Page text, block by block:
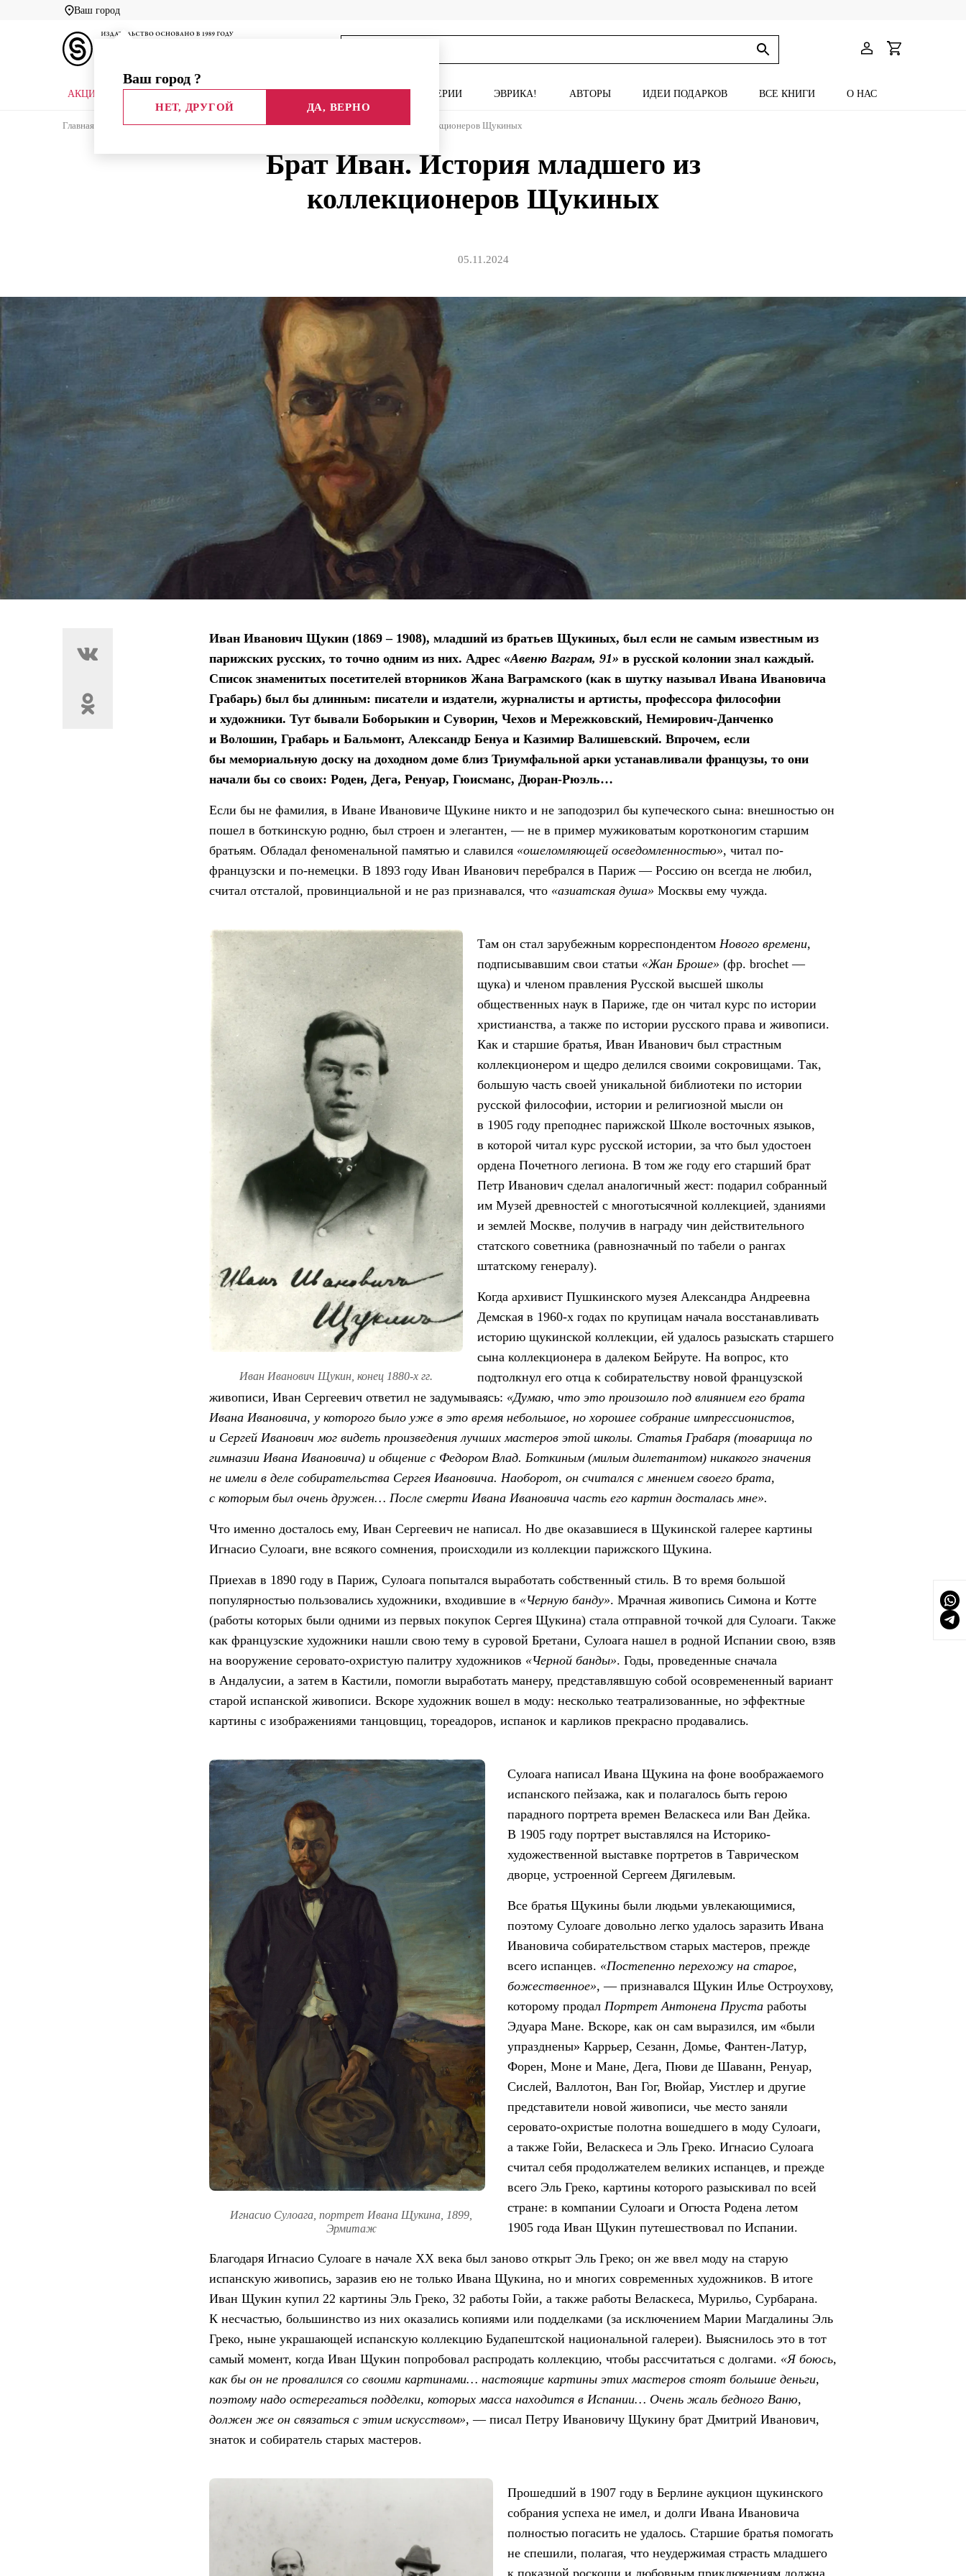
Ваш город
Ваш город ?
НЕТ, ДРУГОЙ ДА, ВЕРНО
АКЦИИ СЕРИИ ЭВРИКА! АВТОРЫ ИДЕИ ПОДАРКОВ ВСЕ КНИГИ О НАС
Главная Блог издательства Статья Брат Иван. История младшего из коллекционеров Щукиных
Брат Иван. История младшего из
коллекционеров Щукиных
05.11.2024
Иван Иванович Щукин (1869 – 1908), младший из братьев Щукиных, был если не самым известным из
парижских русских, то точно одним из них. Адрес «Авеню Ваграм, 91» в русской колонии знал каждый.
Список знаменитых посетителей вторников Жана Ваграмского (как в шутку называл Ивана Ивановича
Грабарь) был бы длинным: писатели и издатели, журналисты и артисты, профессора философии
и художники. Тут бывали Боборыкин и Суворин, Чехов и Мережковский, Немирович-Данченко
и Волошин, Грабарь и Бальмонт, Александр Бенуа и Казимир Валишевский. Впрочем, если
бы мемориальную доску на доходном доме близ Триумфальной арки устанавливали французы, то они
начали бы со своих: Роден, Дега, Ренуар, Гюисманс, Дюран-Рюэль…
Если бы не фамилия, в Иване Ивановиче Щукине никто и не заподозрил бы купеческого сына: внешностью он
пошел в боткинскую родню, был строен и элегантен, — не в пример мужиковатым коротконогим старшим
братьям. Обладал феноменальной памятью и славился «ошеломляющей осведомленностью», читал по-
французски и по-немецки. В 1893 году Иван Иванович перебрался в Париж — Россию он всегда не любил,
считал отсталой, провинциальной и не раз признавался, что «азиатская душа» Москвы ему чужда.
Иван Иванович Щукин, конец 1880-х гг.
Там он стал зарубежным корреспондентом Нового времени,
подписывавшим свои статьи «Жан Броше» (фр. brochet —
щука) и членом правления Русской высшей школы
общественных наук в Париже, где он читал курс по истории
христианства, а также по истории русского права и живописи.
Как и старшие братья, Иван Иванович был страстным
коллекционером и щедро делился своими сокровищами. Так,
большую часть своей уникальной библиотеки по истории
русской философии, истории и религиозной мысли он
в 1905 году преподнес парижской Школе восточных языков,
в которой читал курс русской истории, за что был удостоен
ордена Почетного легиона. В том же году его старший брат
Петр Иванович сделал аналогичный жест: подарил собранный
им Музей древностей с многотысячной коллекцией, зданиями
и землей Москве, получив в награду чин действительного
статского советника (равнозначный по табели о рангах
штатскому генералу).
Когда архивист Пушкинского музея Александра Андреевна
Демская в 1960-х годах по крупицам начала восстанавливать
историю щукинской коллекции, ей удалось разыскать старшего
сына коллекционера в далеком Бейруте. На вопрос, кто
подтолкнул его отца к собирательству новой французской
живописи, Иван Сергеевич ответил не задумываясь: «Думаю, что это произошло под влиянием его брата
Ивана Ивановича, у которого было уже в это время небольшое, но хорошее собрание импрессионистов,
и Сергей Иванович мог видеть произведения лучших мастеров этой школы. Статья Грабаря (товарища по
гимназии Ивана Ивановича) и общение с Федором Влад. Боткиным (милым дилетантом) никакого значения
не имели в деле собирательства Сергея Ивановича. Наоборот, он считался с мнением своего брата,
с которым был очень дружен… После смерти Ивана Ивановича часть его картин досталась мне».
Что именно досталось ему, Иван Сергеевич не написал. Но две оказавшиеся в Щукинской галерее картины
Игнасио Сулоаги, вне всякого сомнения, происходили из коллекции парижского Щукина.
Приехав в 1890 году в Париж, Сулоага попытался выработать собственный стиль. В то время большой
популярностью пользовались художники, входившие в «Черную банду». Мрачная живопись Симона и Котте
(работы которых были одними из первых покупок Сергея Щукина) стала отправной точкой для Сулоаги. Также
как французские художники нашли свою тему в суровой Бретани, Сулоага нашел в родной Испании свою, взяв
на вооружение серовато-охристую палитру художников «Черной банды». Годы, проведенные сначала
в Андалусии, а затем в Кастили, помогли выработать манеру, представлявшую собой осовремененный вариант
старой испанской живописи. Вскоре художник вошел в моду: несколько театрализованные, но эффектные
картины с изображениями танцовщиц, тореадоров, испанок и карликов прекрасно продавались.
Игнасио Сулоага, портрет Ивана Щукина, 1899,
Эрмитаж
Сулоага написал Ивана Щукина на фоне воображаемого
испанского пейзажа, как и полагалось быть герою
парадного портрета времен Веласкеса или Ван Дейка.
В 1905 году портрет выставлялся на Историко-
художественной выставке портретов в Таврическом
дворце, устроенной Сергеем Дягилевым.
Все братья Щукины были людьми увлекающимися,
поэтому Сулоаге довольно легко удалось заразить Ивана
Ивановича собирательством старых мастеров, прежде
всего испанцев. «Постепенно перехожу на старое,
божественное», — признавался Щукин Илье Остроухову,
которому продал Портрет Антонена Пруста работы
Эдуара Мане. Вскоре, как он сам выразился, им «были
упразднены» Каррьер, Сезанн, Домье, Фантен-Латур,
Форен, Моне и Мане, Дега, Пюви де Шаванн, Ренуар,
Сислей, Валлотон, Ван Гог, Вюйар, Уистлер и другие
представители новой живописи, чье место заняли
серовато-охристые полотна вошедшего в моду Сулоаги,
а также Гойи, Веласкеса и Эль Греко. Игнасио Сулоага
считал себя продолжателем великих испанцев, и прежде
всего Эль Греко, картины которого разыскивал по всей
стране: в компании Сулоаги и Огюста Родена летом
1905 года Иван Щукин путешествовал по Испании.
Благодаря Игнасио Сулоаге в начале XX века был заново открыт Эль Греко; он же ввел моду на старую
испанскую живопись, заразив ею не только Ивана Щукина, но и многих современных художников. В итоге
Иван Щукин купил 22 картины Эль Греко, 32 работы Гойи, а также работы Веласкеса, Мурильо, Сурбарана.
К несчастью, большинство из них оказались копиями или подделками (за исключением Марии Магдалины Эль
Греко, ныне украшающей испанскую коллекцию Будапештской национальной галереи). Выяснилось это в тот
самый момент, когда Иван Щукин попробовал распродать коллекцию, чтобы рассчитаться с долгами. «Я боюсь,
как бы он не провалился со своими картинами… настоящие картины этих мастеров стоят большие деньги,
поэтому надо остерегаться подделки, которых масса находится в Испании… Очень жаль бедного Ваню,
должен же он связаться с этим искусством», — писал Петру Ивановичу Щукину брат Дмитрий Иванович,
знаток и собиратель старых мастеров.
Прошедший в 1907 году в Берлине аукцион щукинского
собрания успеха не имел, и долги Ивана Ивановича
полностью погасить не удалось. Старшие братья помогать
не спешили, полагая, что неудержимая страсть младшего